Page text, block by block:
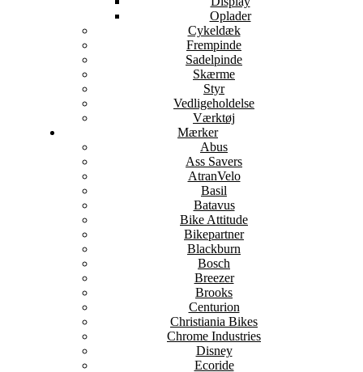
Oplader
Cykeldæk
Frempinde
Sadelpinde
Skærme
Styr
Vedligeholdelse
Værktøj
Mærker
Abus
Ass Savers
AtranVelo
Basil
Batavus
Bike Attitude
Bikepartner
Blackburn
Bosch
Breezer
Brooks
Centurion
Christiania Bikes
Chrome Industries
Disney
Ecoride